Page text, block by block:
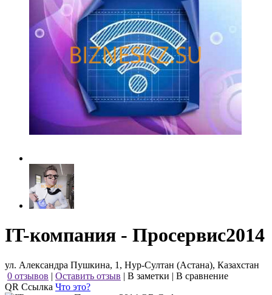
IT-компания - Просервис2014
ул. Александра Пушкина, 1, Нур-Султан (Астана), Казахстан
0 отзывов | Оставить отзыв | В заметки | В сравнение
QR Ссылка Что это?